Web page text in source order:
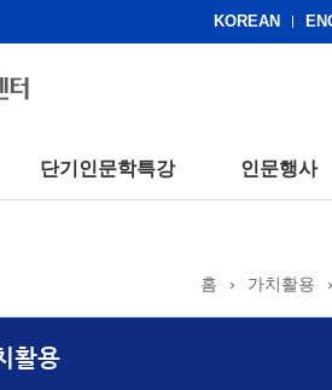
KOREAN
단기인문학특강 인문행사
홈 › 가치활용 ›
활용